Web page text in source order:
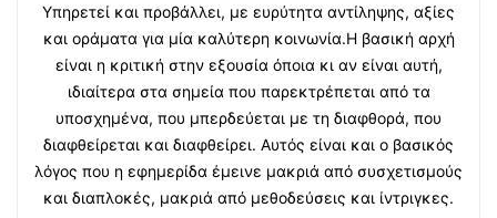
Υπηρετεί και προβάλλει, με ευρύτητα αντίληψης, αξίες
και οράματα για μία καλύτερη κοινωνία.Η βασική αρχή
είναι η κριτική στην εξουσία όποια κι αν είναι αυτή,
ιδιαίτερα στα σημεία που παρεκτρέπεται από τα
υποσχημένα, που μπερδεύεται με τη διαφθορά, που
διαφθείρεται και διαφθείρει. Αυτός είναι και ο βασικός
λόγος που η εφημερίδα έμεινε μακριά από συσχετισμούς
και διαπλοκές, μακριά από μεθοδεύσεις και ίντριγκες.